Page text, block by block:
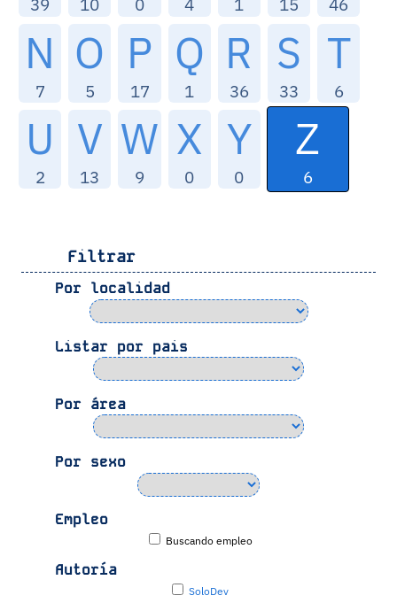
N
7
O
5
P
17
Q
1
R
36
S
33
T
6
U
2
V
13
W
9
X
0
Y
0
Z
6
Filtrar
Por localidad
Listar por pais
Por área
Por sexo
Empleo
Buscando empleo
Autoría
SoloDev